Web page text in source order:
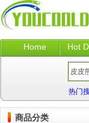
Home Hot
热门
商品分类